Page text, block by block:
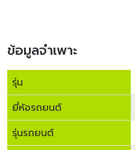
ข้อมูลจำเพาะ
รุ่น
ยี่ห้อรถยนต์
รุ่นรถยนต์